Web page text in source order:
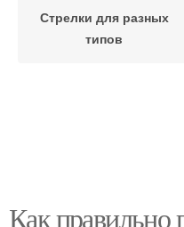
Стрелки для разных
типов
Как правильно